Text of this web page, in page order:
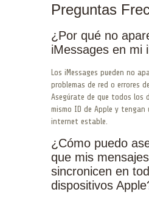
Preguntas
¿Por qué no
iMessages en mi
Los iMessages pueden no
problemas de red o errores
Asegúrate de que todos los
mismo ID de Apple y tengan
internet estable.
¿Cómo puedo
que mis
sincronicen en
dispositivos